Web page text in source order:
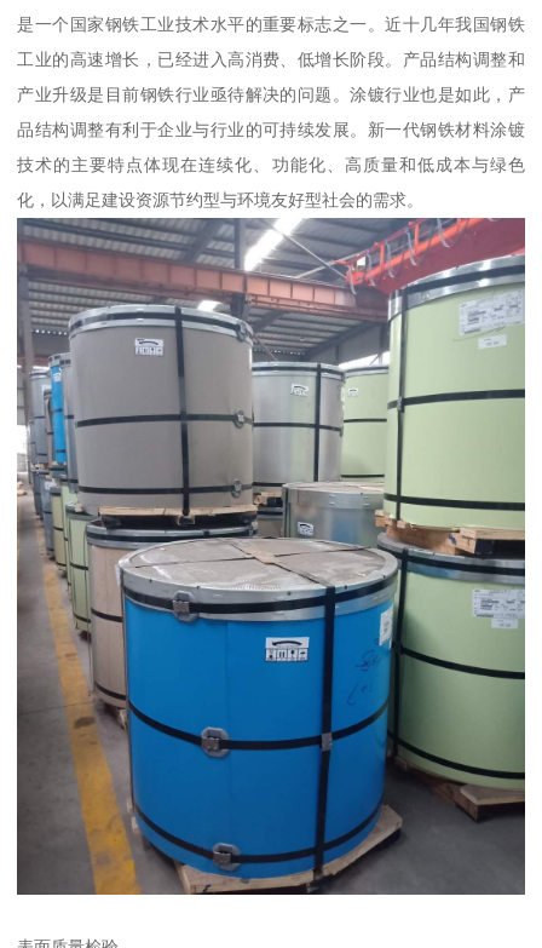
是一个国家钢铁工业技术水平的重要标志之一。近十几年我国钢铁
工业的高速增长，已经进入高消费、低增长阶段。产品结构调整和
产业升级是目前钢铁行业亟待解决的问题。涂镀行业也是如此，产
品结构调整有利于企业与行业的可持续发展。新一代钢铁材料涂镀
技术的主要特点体现在连续化、功能化、高质量和低成本与绿色
化，以满足建设资源节约型与环境友好型社会的需求。